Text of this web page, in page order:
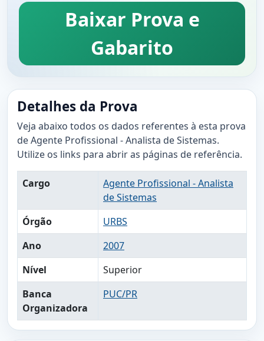
Baixar Prova e
Gabarito
Detalhes da Prova
Veja abaixo todos os dados referentes à esta prova
de Agente Profissional - Analista de Sistemas.
Utilize os links para abrir as páginas de referência.
Cargo
Agente Profissional - Analista
de Sistemas
Órgão
URBS
Ano
2007
Nível
Superior
Banca
Organizadora
PUC/PR